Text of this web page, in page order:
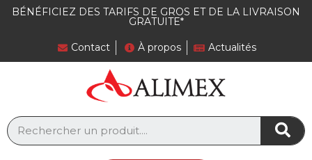
BÉNÉFICIEZ DES TARIFS DE GROS ET DE LA LIVRAISON
GRATUITE*
Contact À propos Actualités